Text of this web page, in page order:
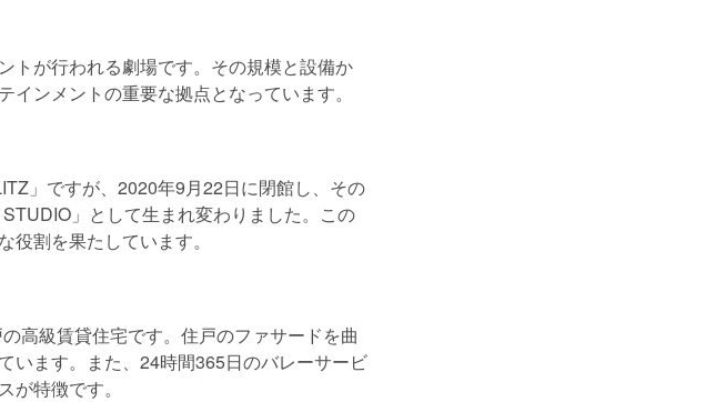
トが行われる劇場です。その規模と設備か
ンメントの重要な拠点となっています。
」ですが、2020年9月22日に閉館し、その
」として生まれ変わりました。この
割を果たしています。
高級賃貸住宅です。住戸のファサードを曲
います。また、24時間365日のバレーサービ
特徴です。